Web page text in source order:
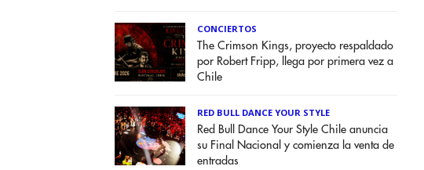
CONCIERTOS
The Crimson Kings, proyecto respaldado
por Robert Fripp, llega por primera vez a
Chile
RED BULL DANCE YOUR STYLE
Red Bull Dance Your Style Chile anuncia
su Final Nacional y comienza la venta de
entradas